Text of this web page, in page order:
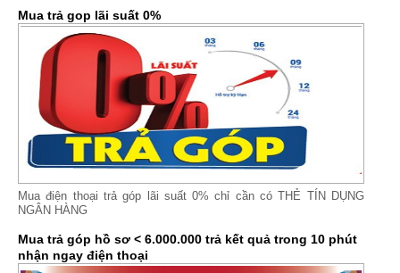
Mua trả gop lãi suất 0%
Mua điện thoại trả góp lãi suất 0% chỉ cần có THẺ TÍN DỤNG
NGÂN HÀNG
Mua trả góp hồ sơ < 6.000.000 trả kết quả trong 10 phút
nhận ngay điện thoại